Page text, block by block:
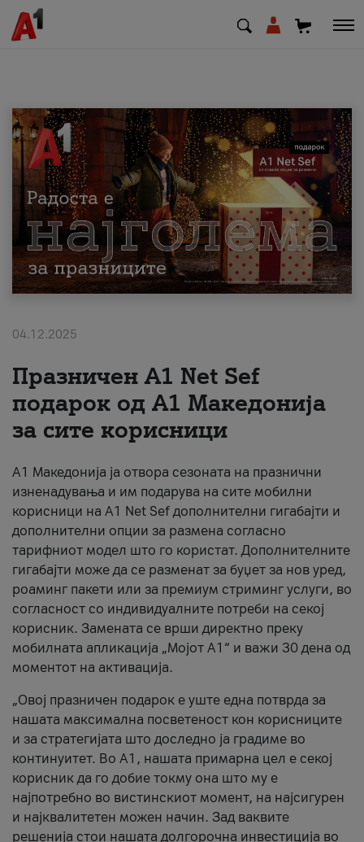
МК EN SQ
Приватни Деловни
Поддршка
Надополни кредит
За нас
#ПодобарОнлајн
04.12.2025
Празничен A1 Net Sеf
подарок од А1 Македонија
за сите корисници
А1 Македонија ја отвора сезоната на празнични
изненадувања и им подарува на сите мобилни
корисници на A1 Net Sef дополнителни гигабајти и
дополнителни опции за размена согласно
тарифниот модел што го користат. Дополнителните
гигабајти може да се разменат за буџет за нов уред,
роаминг пакети или за премиум стриминг услуги, во
согласност со индивидуалните потреби на секој
корисник. Замената се врши директно преку
мобилната апликација „Мојот А1“ и важи 30 дена од
моментот на активација.
„Овој празничен подарок е уште една потврда за
нашата максимална посветеност кон корисниците
и за стратегијата што доследно ја градиме во
континуитет. Во А1, нашата примарна цел е секој
корисник да го добие токму она што му е
најпотребно во вистинскиот момент, на најсигурен
и најквалитетен можен начин. Зад ваквите
решенија стои нашата долгорочна инвестиција во